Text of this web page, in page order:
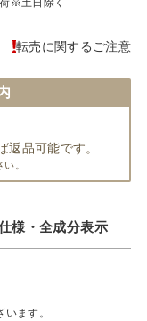
転売に関するご注意
返品可能です。
。
様・全成分表示
ます。